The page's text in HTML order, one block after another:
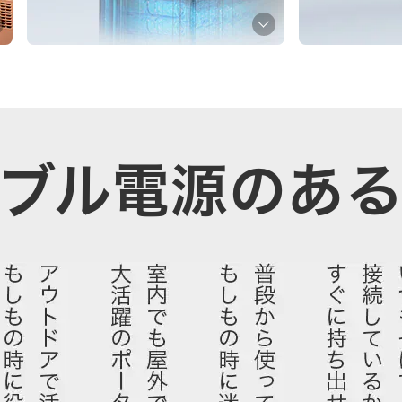
ル電源のあ